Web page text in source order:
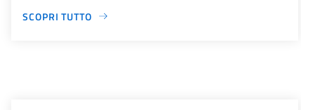
SCOPRI TUTTO